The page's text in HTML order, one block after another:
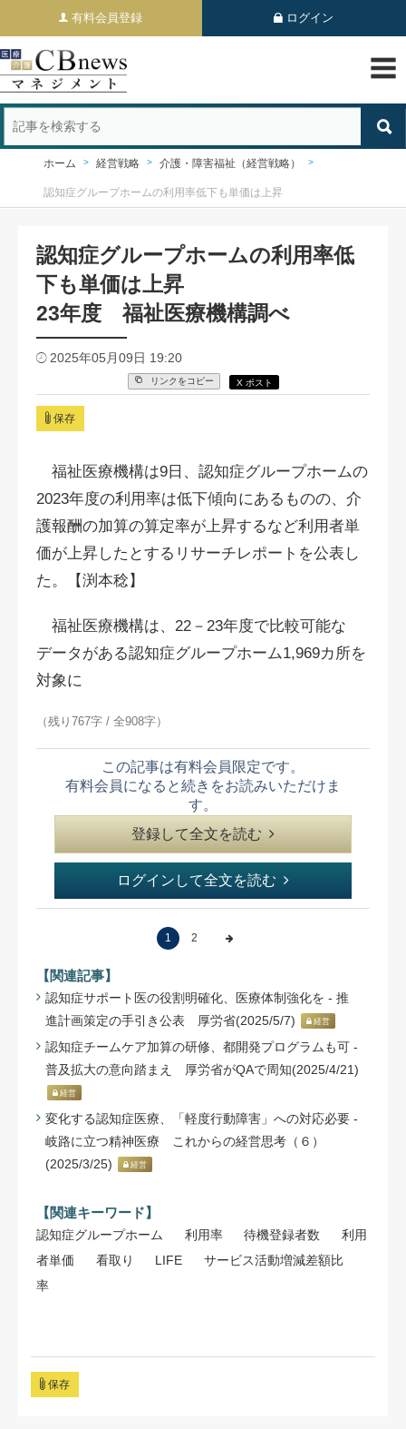
有料会員登録 ログイン
ホーム 経営戦略 介護・障害福祉（経営戦略）
認知症グループホームの利用率低下も単価は上昇
認知症グループホームの利用率低
下も単価は上昇
23年度 福祉医療機構調べ
2025年05月09日 19:20
リンクをコピー X ポスト
保存
福祉医療機構は9日、認知症グループホームの
2023年度の利用率は低下傾向にあるものの、介
護報酬の加算の算定率が上昇するなど利用者単
価が上昇したとするリサーチレポートを公表し
た。【渕本稔】
福祉医療機構は、22－23年度で比較可能な
データがある認知症グループホーム1,969カ所を
対象に
（残り767字 / 全908字）
この記事は有料会員限定です。
有料会員になると続きをお読みいただけま
す。
登録して全文を読む
ログインして全文を読む
1 2
【関連記事】
認知症サポート医の役割明確化、医療体制強化を - 推
進計画策定の手引き公表 厚労省(2025/5/7)
経営
認知症チームケア加算の研修、都開発プログラムも可 -
普及拡大の意向踏まえ 厚労省がQAで周知(2025/4/21)
経営
変化する認知症医療、「軽度行動障害」への対応必要 -
岐路に立つ精神医療 これからの経営思考（６）
(2025/3/25)
経営
【関連キーワード】
認知症グループホーム 利用率 待機登録者数
利用
者単価
看取り LIFE
サービス活動増減差額比
率
保存